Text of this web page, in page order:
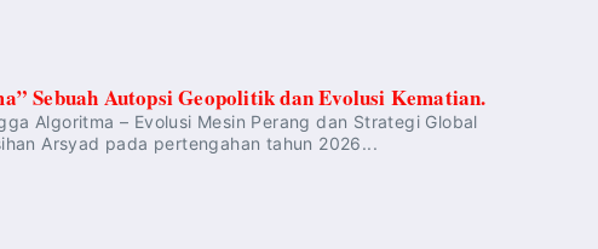
Sebuah Autopsi Geopolitik dan Evolusi Kematian.
Algoritma – Evolusi Mesin Perang dan Strategi Global
Arsyad pada pertengahan tahun 2026...